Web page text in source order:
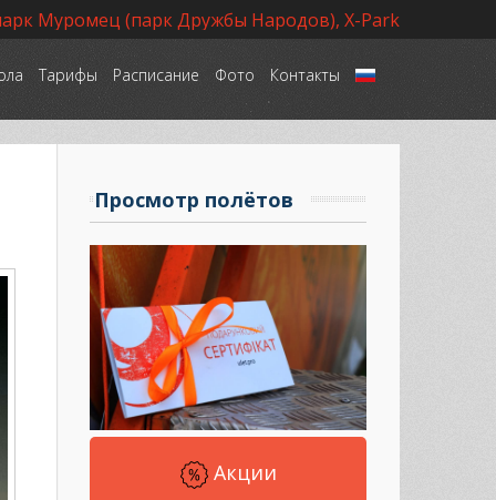
Муромец (парк Дружбы Народов), X-Park
Тарифы Расписание Фото Контакты Язык
Просмотр полётов
Акции